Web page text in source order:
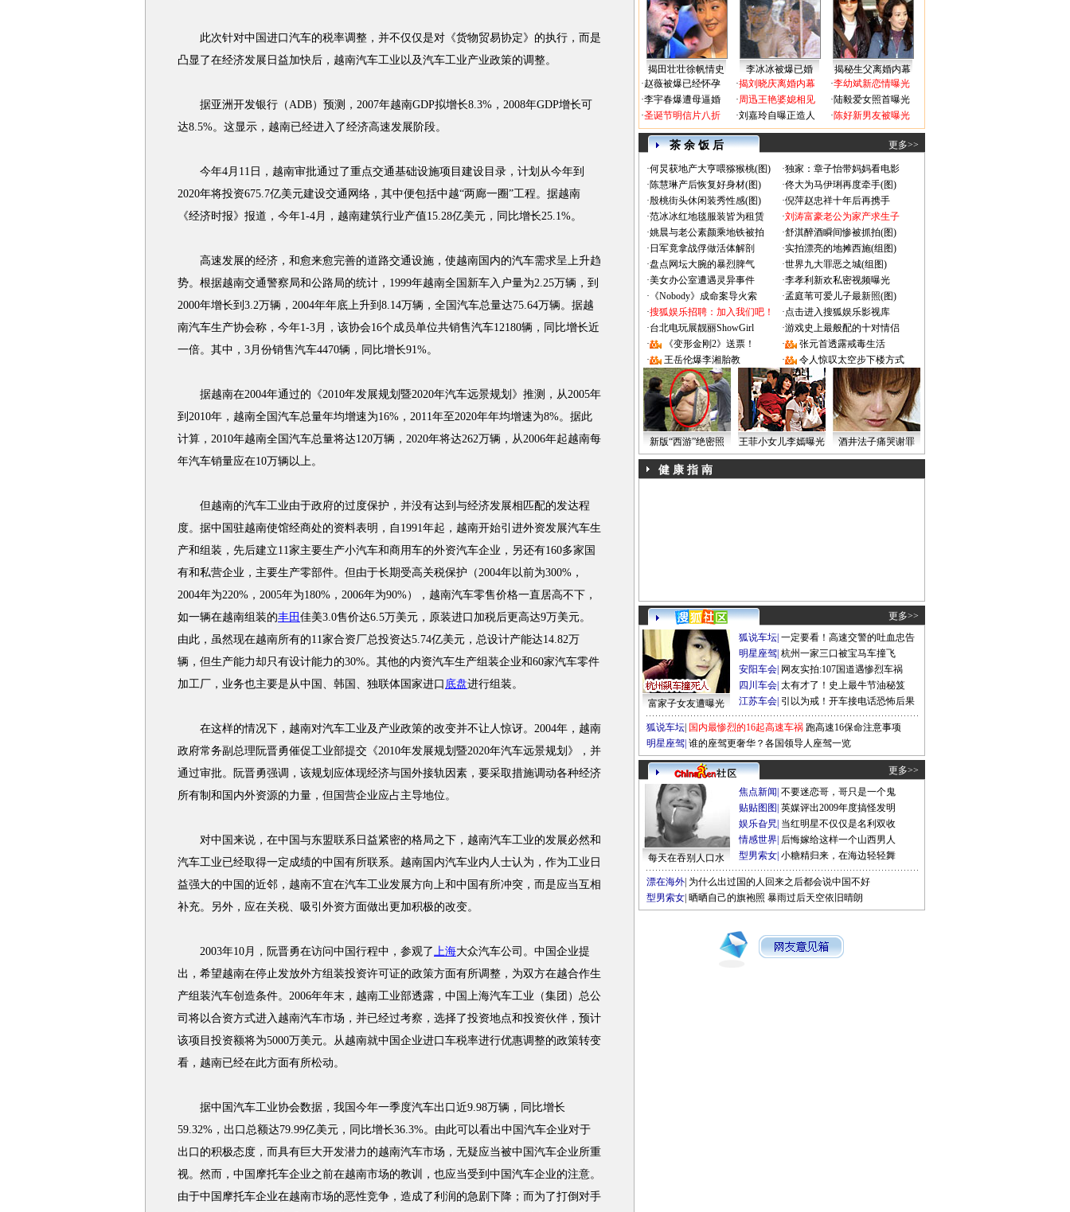
此次针对中国进口汽车的税率调整，并不仅仅是对《货物贸易协定》的执行，而是
凸显了在经济发展日益加快后，越南汽车工业以及汽车工业产业政策的调整。
据亚洲开发银行（ADB）预测，2007年越南GDP拟增长8.3%，2008年GDP增长可
达8.5%。这显示，越南已经进入了经济高速发展阶段。
今年4月11日，越南审批通过了重点交通基础设施项目建设目录，计划从今年到
2020年将投资675.7亿美元建设交通网络，其中便包括中越“两廊一圈”工程。据越南
《经济时报》报道，今年1-4月，越南建筑行业产值15.28亿美元，同比增长25.1%。
高速发展的经济，和愈来愈完善的道路交通设施，使越南国内的汽车需求呈上升趋
势。根据越南交通警察局和公路局的统计，1999年越南全国新车入户量为2.25万辆，到
2000年增长到3.2万辆，2004年年底上升到8.14万辆，全国汽车总量达75.64万辆。据越
南汽车生产协会称，今年1-3月，该协会16个成员单位共销售汽车12180辆，同比增长近
一倍。其中，3月份销售汽车4470辆，同比增长91%。
据越南在2004年通过的《2010年发展规划暨2020年汽车远景规划》推测，从2005年
到2010年，越南全国汽车总量年均增速为16%，2011年至2020年年均增速为8%。据此
计算，2010年越南全国汽车总量将达120万辆，2020年将达262万辆，从2006年起越南每
年汽车销量应在10万辆以上。
但越南的汽车工业由于政府的过度保护，并没有达到与经济发展相匹配的发达程
度。据中国驻越南使馆经商处的资料表明，自1991年起，越南开始引进外资发展汽车生
产和组装，先后建立11家主要生产小汽车和商用车的外资汽车企业，另还有160多家国
有和私营企业，主要生产零部件。但由于长期受高关税保护（2004年以前为300%，
2004年为220%，2005年为180%，2006年为90%），越南汽车零售价格一直居高不下，
如一辆在越南组装的丰田 佳美3.0售价达6.5万美元，原装进口加税后更高达9万美元。
由此，虽然现在越南所有的11家合资厂总投资达5.74亿美元，总设计产能达14.82万
辆，但生产能力却只有设计能力的30%。其他的内资汽车生产组装企业和60家汽车零件
加工厂，业务也主要是从中国、韩国、独联体国家进口 底盘进行组装。
在这样的情况下，越南对汽车工业及产业政策的改变并不让人惊讶。2004年，越南
政府常务副总理阮晋勇催促工业部提交《2010年发展规划暨2020年汽车远景规划》，并
通过审批。阮晋勇强调，该规划应体现经济与国外接轨因素，要采取措施调动各种经济
所有制和国内外资源的力量，但国营企业应占主导地位。
对中国来说，在中国与东盟联系日益紧密的格局之下，越南汽车工业的发展必然和
汽车工业已经取得一定成绩的中国有所联系。越南国内汽车业内人士认为，作为工业日
益强大的中国的近邻，越南不宜在汽车工业发展方向上和中国有所冲突，而是应当互相
补充。另外，应在关税、吸引外资方面做出更加积极的改变。
2003年10月，阮晋勇在访问中国行程中，参观了上海大众汽车公司。中国企业提
出，希望越南在停止发放外方组装投资许可证的政策方面有所调整，为双方在越合作生
产组装汽车创造条件。2006年年末，越南工业部透露，中国上海汽车工业（集团）总公
司将以合资方式进入越南汽车市场，并已经过考察，选择了投资地点和投资伙伴，预计
该项目投资额将为5000万美元。从越南就中国企业进口车税率进行优惠调整的政策转变
看，越南已经在此方面有所松动。
据中国汽车工业协会数据，我国今年一季度汽车出口近9.98万辆，同比增长
59.32%，出口总额达79.99亿美元，同比增长36.3%。由此可以看出中国汽车企业对于
出口的积极态度，而具有巨大开发潜力的越南汽车市场，无疑应当被中国汽车企业所重
视。然而，中国摩托车企业之前在越南市场的教训，也应当受到中国汽车企业的注意。
由于中国摩托车企业在越南市场的恶性竞争，造成了利润的急剧下降；而为了打倒对手
揭田壮壮徐帆情史 李冰冰被爆已婚
揭秘生父离婚内幕
·赵薇被爆已经怀孕
·李宇春爆遭母逼婚
·圣诞节明信片八折
·揭刘晓庆离婚内幕
·周迅王艳婆媳相见
·刘嘉玲自曝正造人
·李幼斌新恋情曝光
·陆毅爱女照首曝光
·陈好新男友被曝光
茶 余 饭 后 更多>>
·何炅获地产大亨喂猕猴桃(图) ·独家：章子怡带妈妈看电影
·陈慧琳产后恢复好身材(图) ·佟大为马伊琍再度牵手(图)
·殷桃街头休闲装秀性感(图) ·倪萍赵忠祥十年后再携手
·范冰冰红地毯服装皆为租赁 ·刘涛富豪老公为家产求生子
·姚晨与老公素颜乘地铁被拍 ·舒淇醉酒瞬间惨被抓拍(图)
· 日军竟拿战俘做活体解剖 ·实拍漂亮的地摊西施(组图)
·盘点网坛大腕的暴烈脾气 ·世界九大罪恶之城(组图)
·美女办公室遭遇灵异事件 ·李孝利新欢私密视频曝光
· 《Nobody》成命案导火索 ·孟庭苇可爱儿子最新照(图)
·搜狐娱乐招聘：加入我们吧！ ·点击进入搜狐娱乐影视库
·台北电玩展靓丽ShowGirl ·游戏史上最般配的十对情侣
·
《变形金刚2》送票！ ·
张元首透露戒毒生活
·
王岳伦爆李湘胎教 · 令人惊叹太空步下楼方式
新版“西游”绝密照 王菲小女儿李嫣曝光 酒井法子痛哭谢罪
健 康 指 南
更多>>
富家子女友遭曝光
狐说车坛 一定要看！高速交警的吐血忠告
明星座驾 杭州一家三口被宝马车撞飞
安阳车会 网友实拍:107国道遇惨烈车祸
四川车会 太有才了！史上最牛节油秘笈
江苏车会 引以为戒！开车接电话恐怖后果
狐说车坛 国内最惨烈的16起高速车祸 跑高速16保命注意事项
明星座驾 谁的座驾更奢华？各国领导人座驾一览
更多>>
每天在吞别人口水
焦点新闻 不要迷恋哥，哥只是一个鬼
贴贴图图 英媒评出2009年度搞怪发明
娱乐旮旯 当红明星不仅仅是名利双收
情感世界 后悔嫁给这样一个山西男人
型男索女 小糖精归来，在海边轻轻舞
漂在海外 为什么出过国的人回来之后都会说中国不好
型男索女 晒晒自己的旗袍照 暴雨过后天空依旧晴朗